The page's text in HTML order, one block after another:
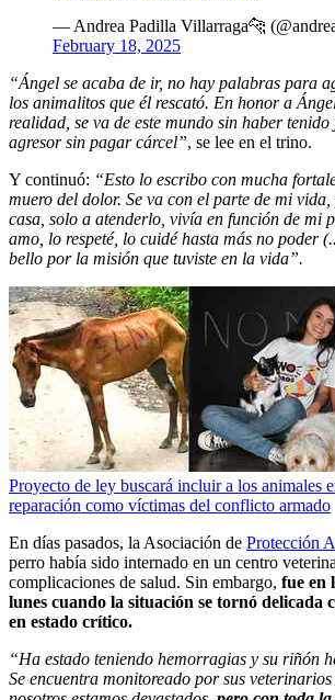
— Andrea Padilla Villarraga🐆
February 18, 2025
“Ángel se acaba de ir, no hay palabras para
los animalitos que él rescató. En honor a
realidad, se va de este mundo sin haber
agresor sin pagar cárcel”, se lee en el trino.
Y continuó: “Esto lo escribo con mucha
muero del dolor. Se va con el parte de mi
casa, solo a atenderlo, vivía en función de mi
amo, lo respeté, lo cuidé hasta más no poder
bello por la misión que tuviste en la vida”.
Proyecto de ley buscará incluir a los animales
reparación como víctimas del conflicto armado
En días pasados, la Asociación de Protección
perro había sido internado en un centro
complicaciones de salud. Sin embargo, fue en
lunes cuando la situación se tornó delicada
en estado crítico.
“Ha estado teniendo hemorragias y su riñón
Se encuentra monitoreado por sus veterinarios